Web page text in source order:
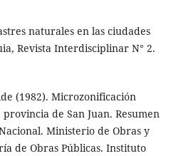
naturales en las ciudades
Revista Interdisciplinar N° 2.
(1982). Microzonificación
de San Juan. Resumen
Ministerio de Obras y
de Obras Públicas. Instituto